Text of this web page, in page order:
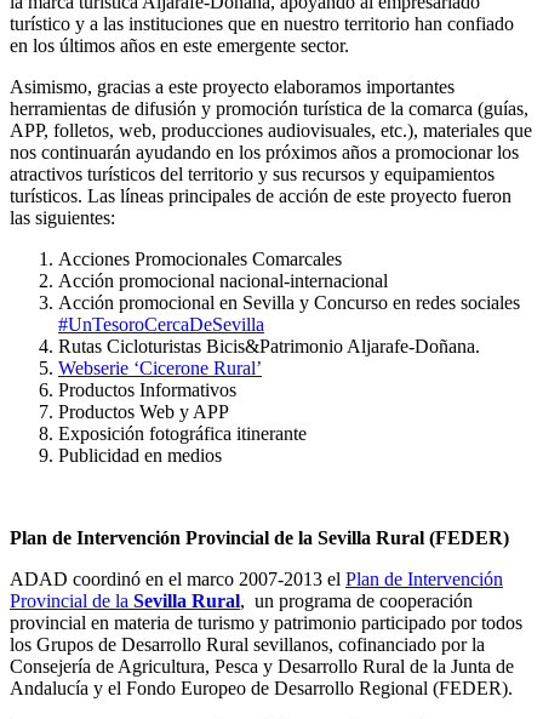
turístico y a las instituciones que en nuestro territorio han confiado
en los últimos años en este emergente sector.
Asimismo, gracias a este proyecto elaboramos importantes
herramientas de difusión y promoción turística de la comarca (guías,
APP, folletos, web, producciones audiovisuales, etc.), materiales que
nos continuarán ayudando en los próximos años a promocionar los
atractivos turísticos del territorio y sus recursos y equipamientos
turísticos. Las líneas principales de acción de este proyecto fueron
las siguientes:
Acciones Promocionales Comarcales
Acción promocional nacional-internacional
Acción promocional en Sevilla y Concurso en redes sociales
#UnTesoroCercaDeSevilla
Rutas Cicloturistas Bicis&Patrimonio Aljarafe-Doñana.
Webserie ‘Cicerone Rural’
Productos Informativos
Productos Web y APP
Exposición fotográfica itinerante
Publicidad en medios
Plan de Intervención Provincial de la Sevilla Rural (FEDER)
ADAD coordinó en el marco 2007-2013 el Plan de Intervención
Provincial de la Sevilla Rural, un programa de cooperación
provincial en materia de turismo y patrimonio participado por todos
los Grupos de Desarrollo Rural sevillanos, cofinanciado por la
Consejería de Agricultura, Pesca y Desarrollo Rural de la Junta de
Andalucía y el Fondo Europeo de Desarrollo Regional (FEDER).